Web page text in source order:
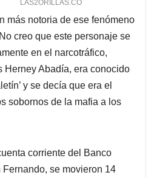
más notoria de ese fenómeno
creo que este personaje se
en el narcotráfico,
Herney Abadía, era conocido
y se decía que era el
sobornos de la mafia a los
corriente del Banco
se movieron 14